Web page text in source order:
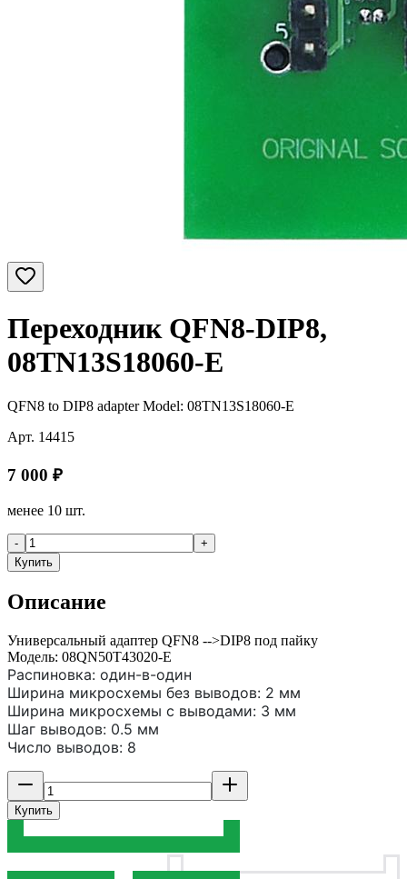
Переходник QFN8-DIP8,
08TN13S18060-E
QFN8 to DIP8 adapter Model: 08TN13S18060-E
Арт. 14415
7 000 ₽
менее 10 шт.
-
+
Купить
Описание
Универсальный адаптер QFN8 -->DIP8 под пайку
Модель: 08QN50T43020-E
Распиновка: один-в-один
Ширина микросхемы без выводов: 2 мм
Ширина микросхемы с выводами: 3 мм
Шаг выводов: 0.5 мм
Число выводов: 8
Купить